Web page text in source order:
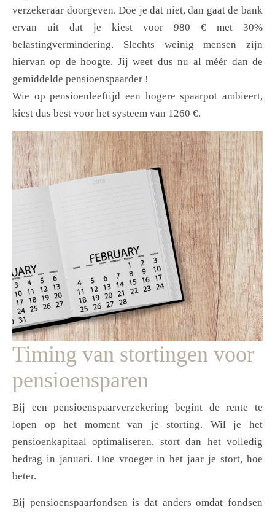
verzekeraar doorgeven. Doe je dat niet, dan gaat de bank
ervan uit dat je kiest voor 980 € met 30%
belastingvermindering. Slechts weinig mensen zijn
hiervan op de hoogte. Jij weet dus nu al méér dan de
gemiddelde pensioenspaarder !
Wie op pensioenleeftijd een hogere spaarpot ambieert,
kiest dus best voor het systeem van 1260 €.
Timing van stortingen voor
pensioensparen
Bij een pensioenspaarverzekering begint de rente te
lopen op het moment van je storting. Wil je het
pensioenkapitaal optimaliseren, stort dan het volledig
bedrag in januari. Hoe vroeger in het jaar je stort, hoe
beter.
Bij pensioenspaarfondsen is dat anders omdat fondsen